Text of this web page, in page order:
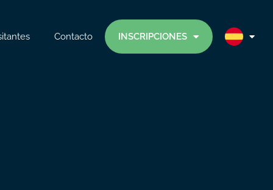
Contacto INSCRIPCIONES